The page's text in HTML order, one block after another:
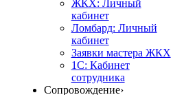
ЖКХ: Личный
кабинет
Ломбард: Личный
кабинет
Заявки мастера ЖКХ
1С: Кабинет
сотрудника
Сопровождение›